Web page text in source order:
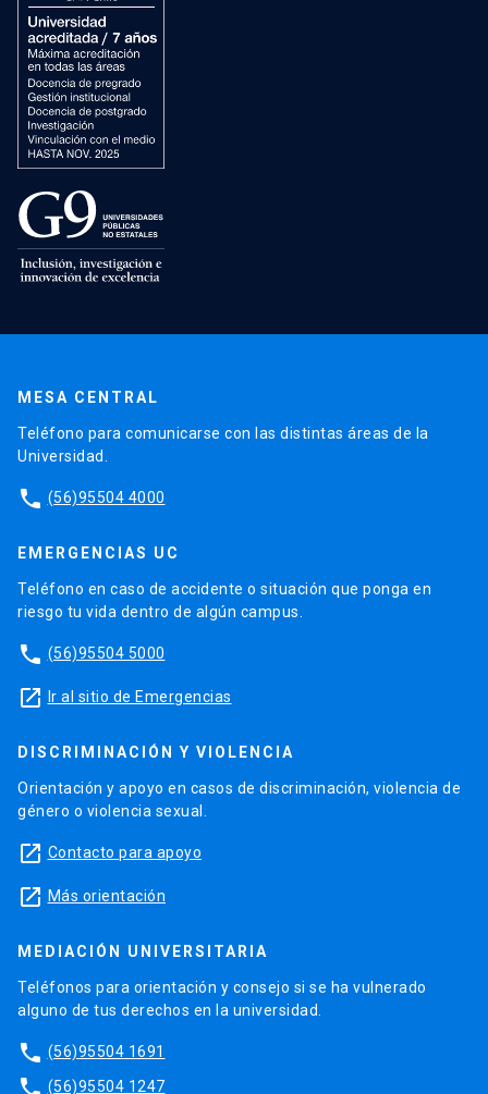
MESA CENTRAL
Teléfono para comunicarse con las distintas áreas de la
Universidad.
phone (56)95504 4000
EMERGENCIAS UC
Teléfono en caso de accidente o situación que ponga en
riesgo tu vida dentro de algún campus.
phone (56)95504 5000
launch Ir al sitio de Emergencias
DISCRIMINACIÓN Y VIOLENCIA
Orientación y apoyo en casos de discriminación, violencia de
género o violencia sexual.
launch Contacto para apoyo
launch Más orientación
MEDIACIÓN UNIVERSITARIA
Teléfonos para orientación y consejo si se ha vulnerado
alguno de tus derechos en la universidad.
phone (56)95504 1691
phone (56)95504 1247